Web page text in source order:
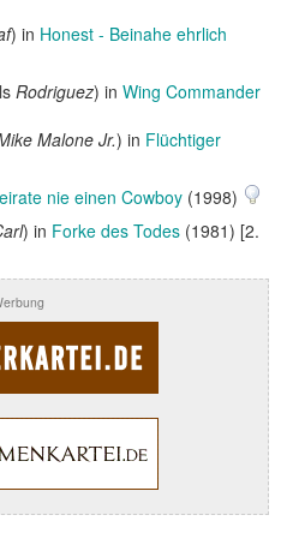
) in Honest - Beinahe ehrlich
Rodriguez) in Wing Commander
Malone Jr.) in Flüchtiger
nie einen Cowboy (1998)
) in Forke des Todes (1981) [2.